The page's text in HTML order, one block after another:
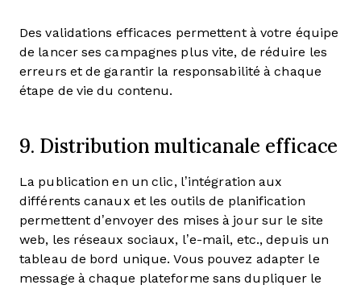
Des validations efficaces permettent à votre équipe
de lancer ses campagnes plus vite, de réduire les
erreurs et de garantir la responsabilité à chaque
étape de vie du contenu.
9. Distribution multicanale efficace
La publication en un clic, l’intégration aux
différents canaux et les outils de planification
permettent d’envoyer des mises à jour sur le site
web, les réseaux sociaux, l’e-mail, etc., depuis un
tableau de bord unique. Vous pouvez adapter le
message à chaque plateforme sans dupliquer le